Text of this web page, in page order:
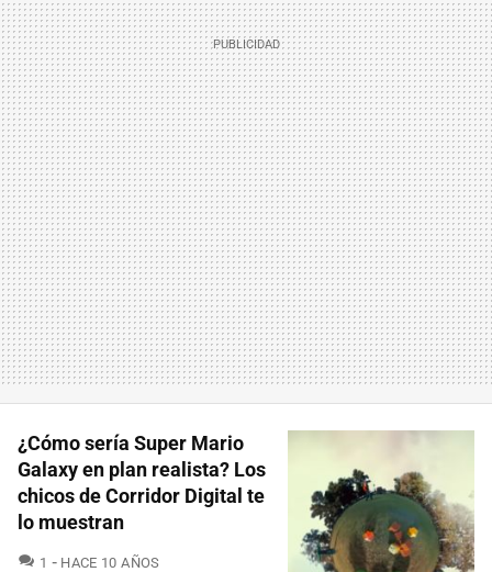
¿Cómo sería Super Mario
Galaxy en plan realista? Los
chicos de Corridor Digital te
lo muestran
1 COMENTARIOS
HACE 10 AÑOS